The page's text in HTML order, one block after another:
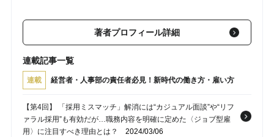
著者プロフィール詳細
連載記事一覧
連載 経営者・人事部の責任者必見！新時代の働き方・雇い方
【第4回】 「採用ミスマッチ」解消には“カジュアル面談”や“リフ
ァラル採用”も有効だが…職務内容を明確に定めた〈ジョブ型雇
用〉に注目すべき理由とは？
2024/03/06